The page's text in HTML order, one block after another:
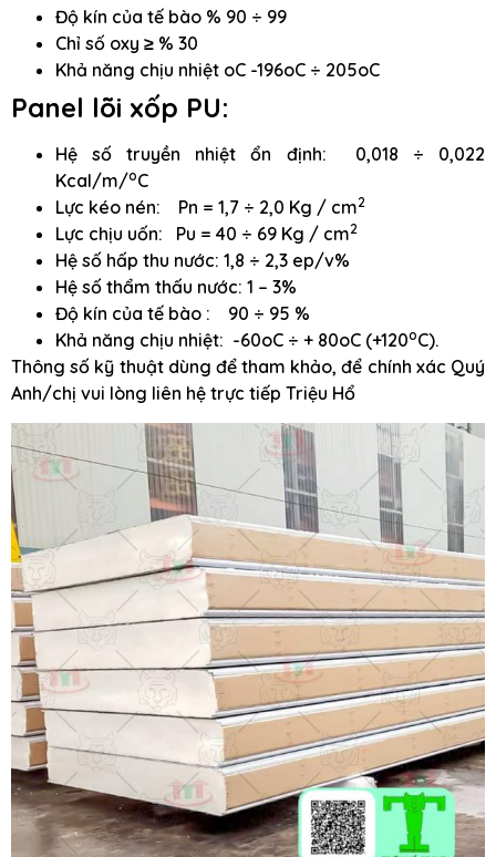
Độ kín của tế bào % 90 ÷ 99
Chỉ số oxy ≥ % 30
Khả năng chịu nhiệt oC -196oC ÷ 205oC
Panel lõi xốp PU:
Hệ số truyền nhiệt ổn định: 0,018 ÷ 0,022
Kcal/m/oC
Lực kéo nén: Pn = 1,7 ÷ 2,0 Kg / cm2
Lực chịu uốn: Pu = 40 ÷ 69 Kg / cm2
Hệ số hấp thu nước: 1,8 ÷ 2,3 ep/v%
Hệ số thẩm thấu nước: 1 – 3%
Độ kín của tế bào : 90 ÷ 95 %
Khả năng chịu nhiệt: -60oC ÷ + 80oC (+120oC).
Thông số kỹ thuật dùng để tham khảo, để chính xác Quý
Anh/chị vui lòng liên hệ trực tiếp Triệu Hổ